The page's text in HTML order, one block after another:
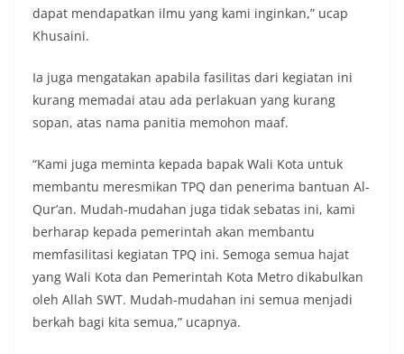
dapat mendapatkan ilmu yang kami inginkan,” ucap
Khusaini.
Ia juga mengatakan apabila fasilitas dari kegiatan ini
kurang memadai atau ada perlakuan yang kurang
sopan, atas nama panitia memohon maaf.
“Kami juga meminta kepada bapak Wali Kota untuk
membantu meresmikan TPQ dan penerima bantuan Al-
Qur’an. Mudah-mudahan juga tidak sebatas ini, kami
berharap kepada pemerintah akan membantu
memfasilitasi kegiatan TPQ ini. Semoga semua hajat
yang Wali Kota dan Pemerintah Kota Metro dikabulkan
oleh Allah SWT. Mudah-mudahan ini semua menjadi
berkah bagi kita semua,” ucapnya.